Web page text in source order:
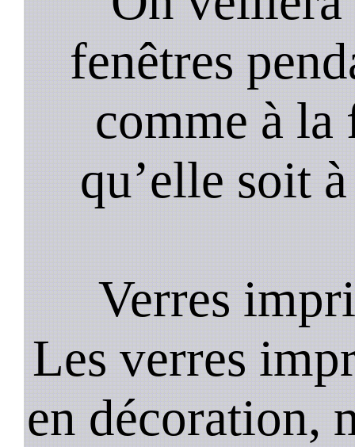
fenêtres
comme à
qu’elle soit
Verres
Les verres
en décoration,